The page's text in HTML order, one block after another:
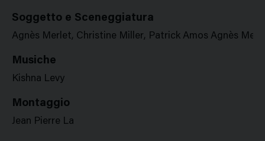
Soggetto e Sceneggiatura
Agnès Merlet, Christine Miller, Patrick Amos Agnès
Musiche
Kishna Levy
Montaggio
Jean Pierre La